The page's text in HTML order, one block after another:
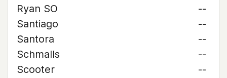
Ryan SO
--
Santiago
--
Santora
--
Schmalls
--
Scooter
--